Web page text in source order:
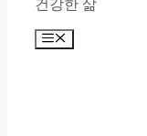
건강한 삶
Menu